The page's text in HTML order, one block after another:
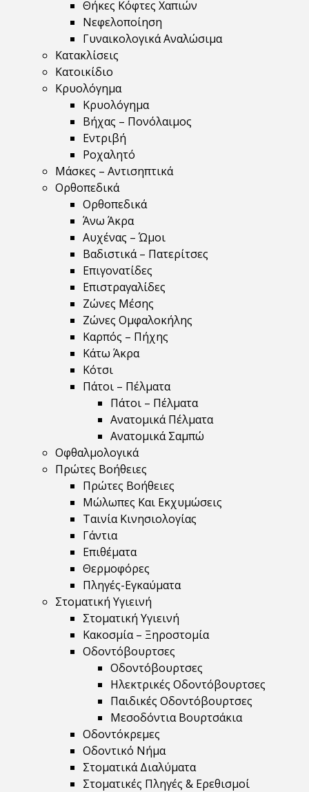
Θήκες Κόφτες Χαπιών
Νεφελοποίηση
Γυναικολογικά Αναλώσιμα
Κατακλίσεις
Κατοικίδιο
Κρυολόγημα
Κρυολόγημα
Βήχας – Πονόλαιμος
Εντριβή
Ροχαλητό
Μάσκες – Αντισηπτικά
Ορθοπεδικά
Ορθοπεδικά
Άνω Άκρα
Αυχένας – Ώμοι
Βαδιστικά – Πατερίτσες
Επιγονατίδες
Επιστραγαλίδες
Ζώνες Μέσης
Ζώνες Ομφαλοκήλης
Καρπός – Πήχης
Κάτω Άκρα
Κότσι
Πάτοι – Πέλματα
Πάτοι – Πέλματα
Ανατομικά Πέλματα
Ανατομικά Σαμπώ
Οφθαλμολογικά
Πρώτες Βοήθειες
Πρώτες Βοήθειες
Μώλωπες Και Εκχυμώσεις
Ταινία Κινησιολογίας
Γάντια
Επιθέματα
Θερμοφόρες
Πληγές-Εγκαύματα
Στοματική Υγιεινή
Στοματική Υγιεινή
Κακοσμία – Ξηροστομία
Οδοντόβουρτσες
Οδοντόβουρτσες
Ηλεκτρικές Οδοντόβουρτσες
Παιδικές Οδοντόβουρτσες
Μεσοδόντια Βουρτσάκια
Οδοντόκρεμες
Οδοντικό Νήμα
Στοματικά Διαλύματα
Στοματικές Πληγές & Ερεθισμοί